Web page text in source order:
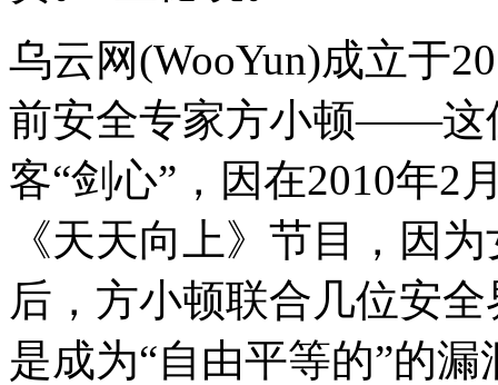
乌云网(WooYun)成立于
前安全专家方小顿——这
客“剑心”，因在2010年2
《天天向上》节目，因
后，方小顿联合几位安
是成为“自由平等的”的